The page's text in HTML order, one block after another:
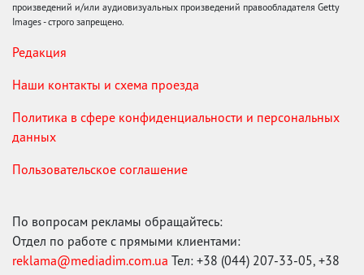
произведений и/или аудиовизуальных произведений правообладателя Getty
Images - строго запрещено.
Редакция
Наши контакты и схема проезда
Политика в сфере конфиденциальности и персональных
данных
Пользовательское соглашение
По вопросам рекламы обращайтесь:
Отдел по работе с прямыми клиентами:
reklama@mediadim.com.ua Тел: +38 (044) 207-33-05, +38